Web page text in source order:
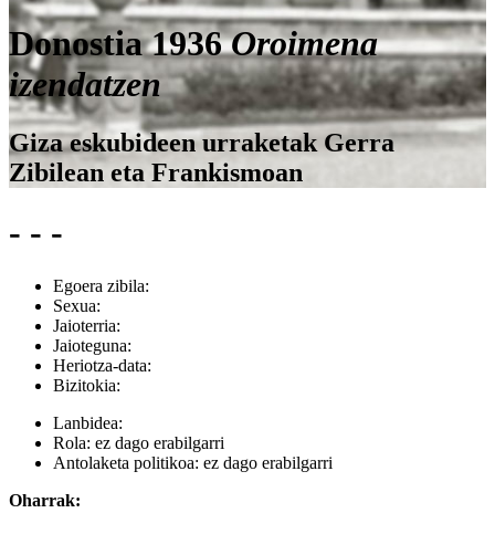
Donostia 1936Oroimena
izendatzen
Giza eskubideen urraketak Gerra
Zibilean eta Frankismoan
- - -
Egoera zibila:
Sexua:
Jaioterria:
Jaioteguna:
Heriotza-data:
Bizitokia:
Lanbidea:
Rola: ez dago erabilgarri
Antolaketa politikoa: ez dago erabilgarri
Oharrak: